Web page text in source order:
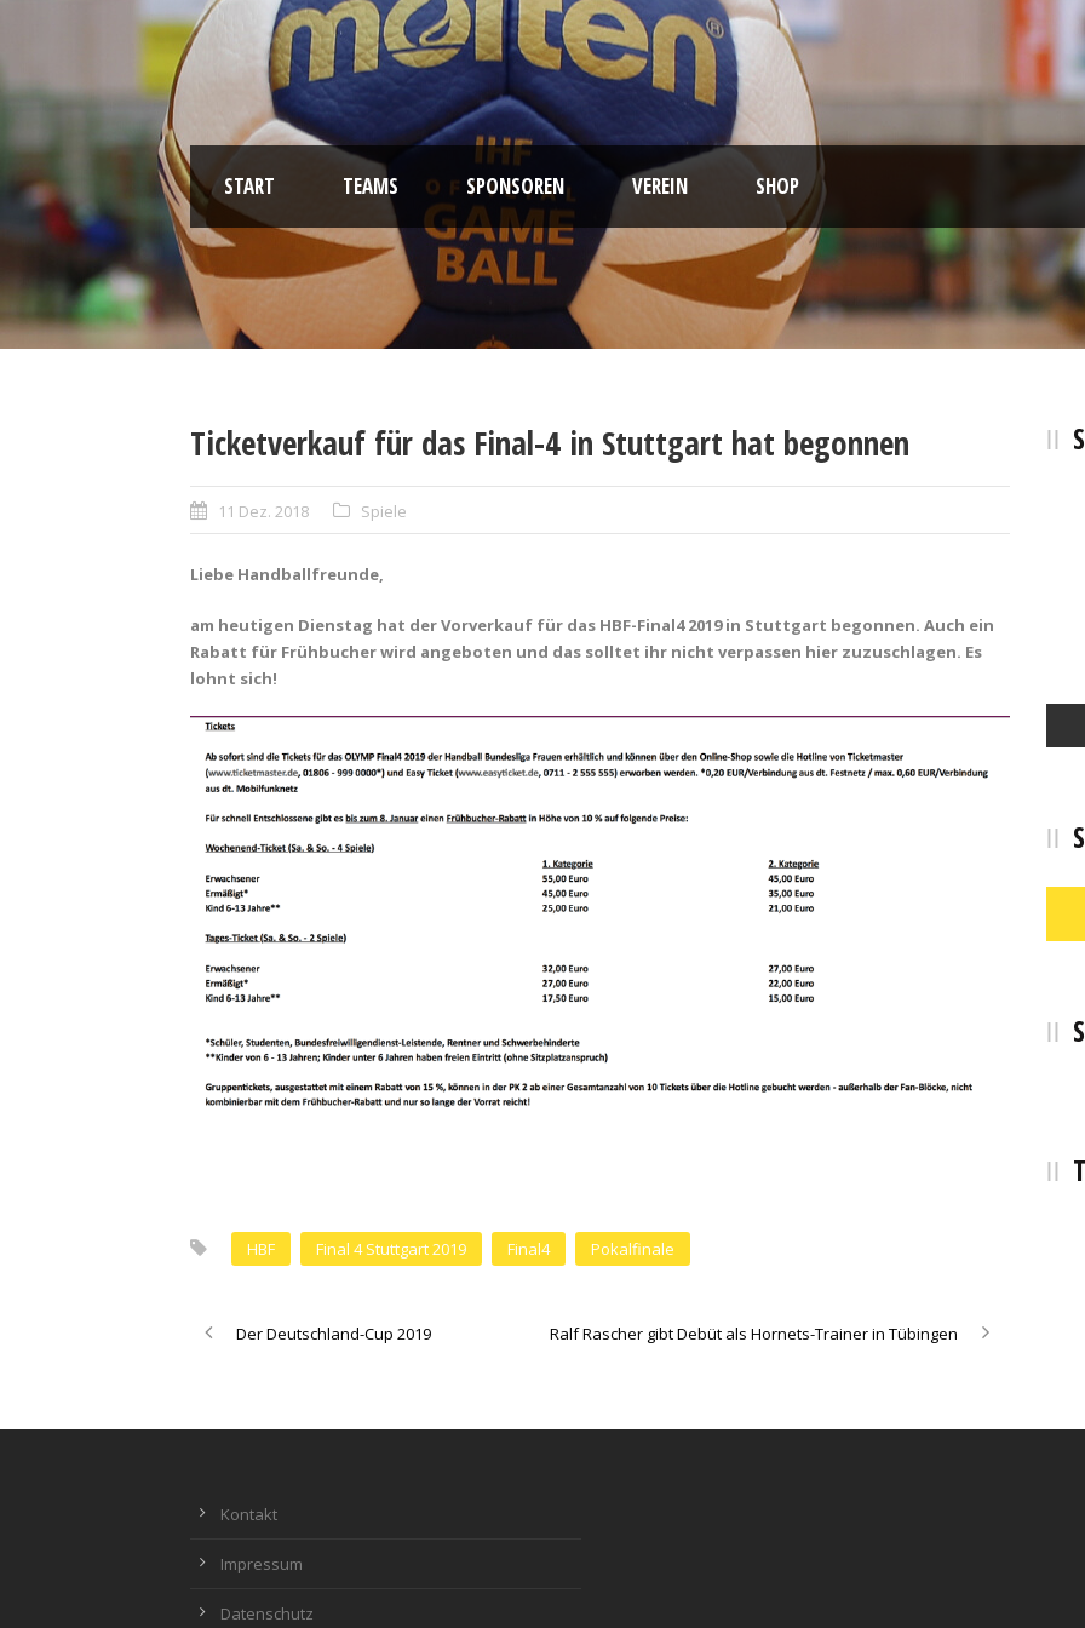
START TEAMS SPONSOREN VEREIN SHOP
Ticketverkauf für das Final-4 in Stuttgart hat begonnen
11 Dez. 2018 Spiele
Liebe Handballfreunde,
am heutigen Dienstag hat der Vorverkauf für das HBF-Final4 2019 in Stuttgart begonnen. Auch ein
Rabatt für Frühbucher wird angeboten und das solltet ihr nicht verpassen hier zuzuschlagen. Es
lohnt sich!
HBF Final 4 Stuttgart 2019 Final4 Pokalfinale
Der Deutschland-Cup 2019 Ralf Rascher gibt Debüt als Hornets-Trainer in Tübingen
Kontakt
Impressum
Datenschutz